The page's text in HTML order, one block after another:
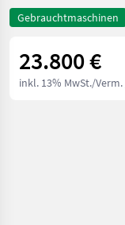
Gebrauchtmaschinen
23.800 €
inkl. 13% MwSt./Verm.